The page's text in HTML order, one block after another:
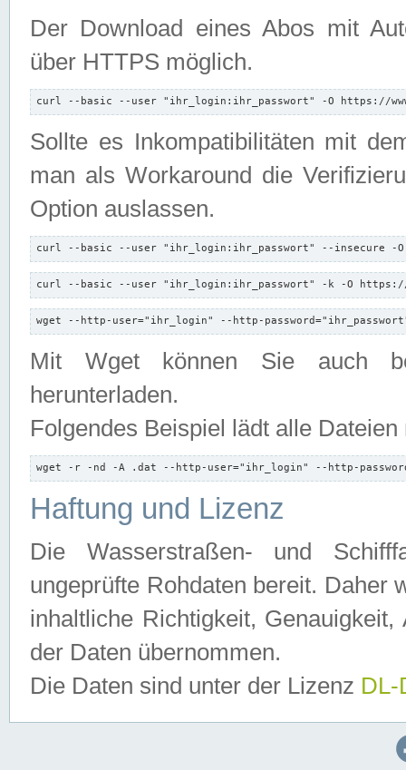
Der Download eines Abos mit
über HTTPS möglich.
curl --basic --user "ihr_login:ihr_passwort" -O https://
Sollte es Inkompatibilitäten mit
man als Workaround die
Option auslassen.
curl --basic --user "ihr_login:ihr_passwort" --insecure -
curl --basic --user "ihr_login:ihr_passwort" -k -O https://
wget --http-user="ihr_login" --http-
Mit Wget können Sie auch
herunterladen.
Folgendes Beispiel lädt alle
wget -r -nd -A .dat --http-user="ihr_login" --http-
Haftung und Lizenz
Die Wasserstraßen- und
ungeprüfte Rohdaten bereit. Daher
inhaltliche Richtigkeit,
der Daten übernommen.
Die Daten sind unter der Lizenz